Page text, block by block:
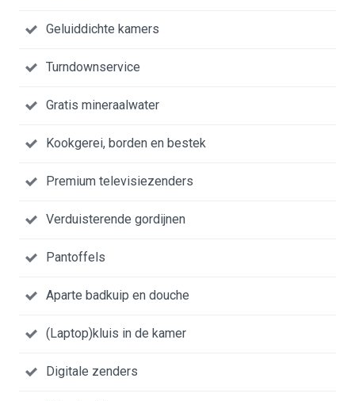
Geluiddichte kamers
Turndownservice
Gratis mineraalwater
Kookgerei, borden en bestek
Premium televisiezenders
Verduisterende gordijnen
Pantoffels
Aparte badkuip en douche
(Laptop)kluis in de kamer
Digitale zenders